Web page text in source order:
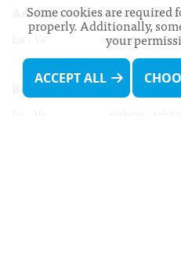
Administration communale
Lu - Ve 08h00 - 11h30
13h30 - 16h00
Biergercenter
Some cookies are
properly. Additionally,
your
ACCEPT ALL